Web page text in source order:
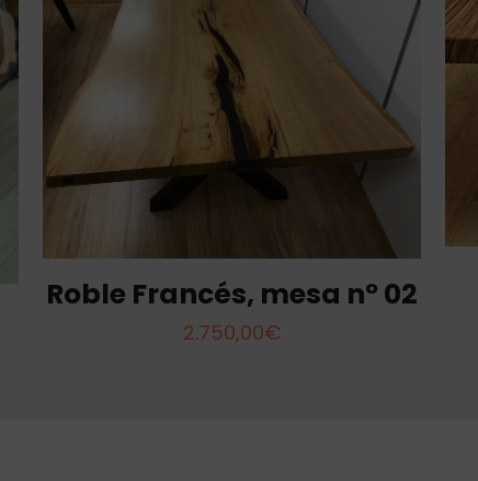
Roble Francés, mesa nº 02
2.750,00€